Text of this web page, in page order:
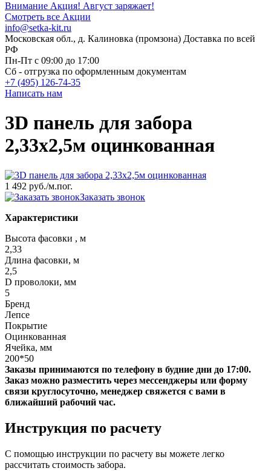
Внимание Акция! Август заряжает!
Смотреть все Акции
info@setka-kit.ru
Московская обл., д. Калиновка (промзона) Доставка по всей
РФ
Пн-Пт с 09:00 до 17:00
Сб - отгрузка по оформленным документам
+7 (495) 126-74-35
Написать нам
3D панель для забора
2,33x2,5м оцинкованная
1 492 руб./м.пог.
Заказать звонок
Характеристики
Высота фасовки , м
2,33
Длина фасовки, м
2,5
D проволоки, мм
5
Бренд
Лепсе
Покрытие
Оцинкованная
Ячейка, мм
200*50
Заказы принимаются по телефону в будние дни до 17:00.
Заказ можно разместить через мессенджеры или форму
связи круглосуточно, менеджер свяжется с вами в
ближайший рабочий час.
Инструкция по расчету
С помощью инструкции по расчету вы можете легко
рассчитать стоимость забора.